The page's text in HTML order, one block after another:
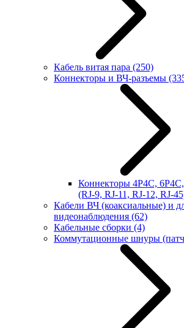
Кабель витая пара (250)
Коннекторы и ВЧ-разъемы
Коннекторы 4P4C,
(RJ-9, RJ-11, RJ-12, RJ-
Кабели ВЧ (коаксиальные) и
видеонаблюдения (62)
Кабельные сборки (4)
Коммутационные шнуры